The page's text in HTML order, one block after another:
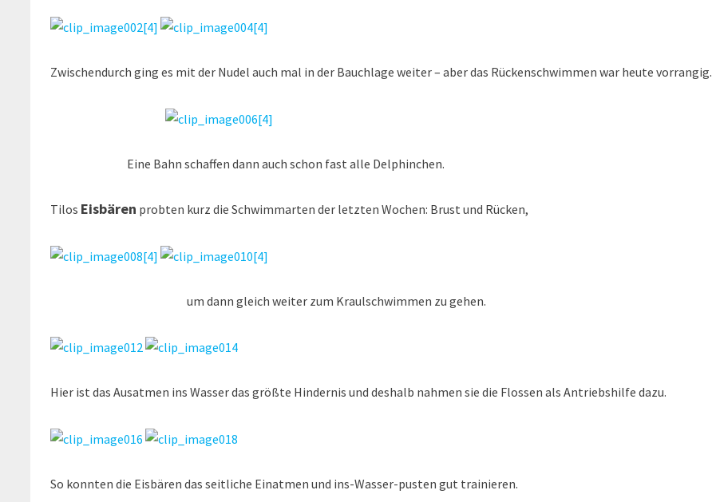
Zwischendurch ging es mit der Nudel auch mal in der Bauchlage weiter – aber das Rückenschwimmen war heute vorrangig.
Eine Bahn schaffen dann auch schon fast alle Delphinchen.
Tilos Eisbären probten kurz die Schwimmarten der letzten Wochen: Brust und Rücken,
um dann gleich weiter zum Kraulschwimmen zu gehen.
Hier ist das Ausatmen ins Wasser das größte Hindernis und deshalb nahmen sie die Flossen als Antriebshilfe dazu.
So konnten die Eisbären das seitliche Einatmen und ins-Wasser-pusten gut trainieren.